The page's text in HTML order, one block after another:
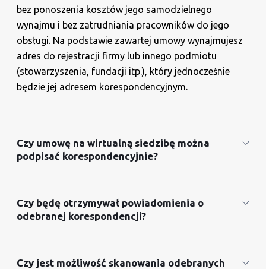
bez ponoszenia kosztów jego samodzielnego
wynajmu i bez zatrudniania pracowników do jego
obsługi. Na podstawie zawartej umowy wynajmujesz
adres do rejestracji firmy lub innego podmiotu
(stowarzyszenia, fundacji itp.), który jednocześnie
będzie jej adresem korespondencyjnym.
Czy umowę na wirtualną siedzibę można
podpisać korespondencyjnie?
Czy będę otrzymywał powiadomienia o
odebranej korespondencji?
Czy jest możliwość skanowania odebranych